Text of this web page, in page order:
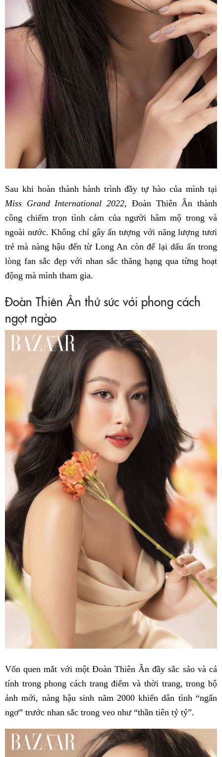
Sau khi hoàn thành hành trình đầy tự hào của mình tại
Miss Grand International 2022, Đoàn Thiên Ân thành
công chiếm trọn tình cảm của người hâm mộ trong và
ngoài nước. Không chỉ gây ấn tượng với năng lượng tươi
trẻ mà nàng hậu đến từ Long An còn để lại dấu ấn trong
lòng fan sắc đẹp với nhan sắc thăng hạng qua từng hoạt
động mà mình tham gia.
Đoàn Thiên Ân thử sức với phong cách
ngọt ngào
Vốn quen mắt với một Đoàn Thiên Ân đầy sắc sảo và cá
tính trong phong cách trang điểm và thời trang, trong bộ
ảnh mới, nàng hậu sinh năm 2000 khiến dân tình “ngẩn
ngơ” trước nhan sắc trong veo như “thần tiên tỷ tỷ”.